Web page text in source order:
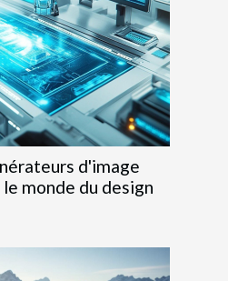
d'image
monde du design